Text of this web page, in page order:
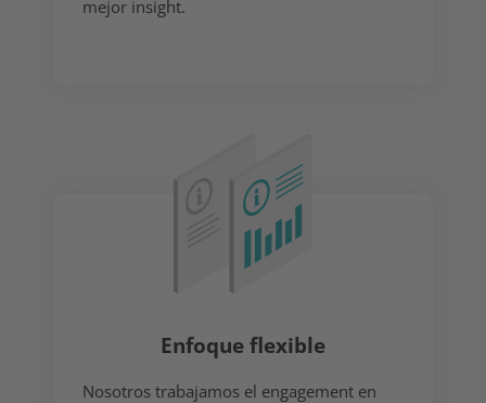
mejor insight.
Enfoque flexible
Nosotros trabajamos el engagement en